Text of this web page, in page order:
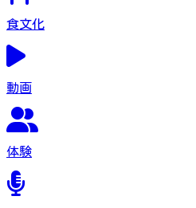
食文化
動画
体験